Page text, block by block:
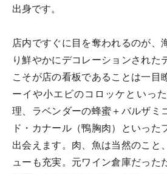
出身です。
店内ですぐに目を奪われるのが、
り鮮やかにデコレーションされた
こそが店の看板であることは一目
ーイや小エビのコロッケといっ
理、ラベンダーの蜂蜜＋バルザミ
ド・カナール（鴨胸肉）といった
出会えます。肉、魚は当然のこと
ューも充実。元ワイン倉庫だった